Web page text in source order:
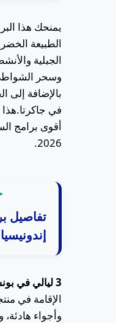
يمنحك هذا
الطبيعة
الجبلية
وسحر
بالإضافة إلى
في جاكرتا.
أقوى برامج
2026.
تفاصيل
إندونيسيا 10 أيام
3 ليالي في بونشاك
الإقامة في
وأجواء